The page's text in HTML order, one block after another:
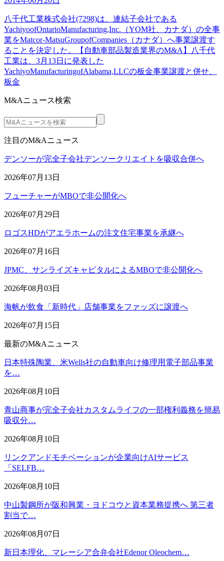
八千代工業株式会社(7298)は、連結子会社である
YachiyoofOntarioManufacturing,Inc.（YOM社、カナダ）の全事
業をMatcor-MatsuGroupofCompanies（カナダ）へ事業譲渡す
ることを決定した。【自動車部品製造業界のM&A】八千代
工業は、3月13日に発表した
YachiyoManufacturingofAlabama,LLCの板金事業譲渡と併せ、
板金
M&Aニュース検索
注目のM&Aニュース
デンソーが完全子会社デンソークリエイトを吸収合併へ
2026年07月13日
フューチャーがMBOで非公開化へ
2026年07月29日
ロゴスHDがアエラホームの注文住宅事業を承継へ
2026年07月16日
JPMC、サンライズキャピタルによるMBOで非公開化へ
2026年08月03日
海帆が飲食「新時代」店舗事業をファッズに譲渡へ
2026年07月15日
最新のM&Aニュース
日本特殊陶業、米Wells社の自動車向け修理用電子部品事業
を…
2026年08月10日
青山商事が完全子会社カスタムライフの一部権利義務を簡易
吸収分…
2026年08月10日
リンクアンドモチベーションが企業向けAIサービス
「SELFB…
2026年08月10日
中山製鋼所が阪和興業・ヨドコウと資本業務提携へ 第三者
割当で…
2026年08月07日
新日本理化、マレーシア合弁会社Edenor Oleochem…